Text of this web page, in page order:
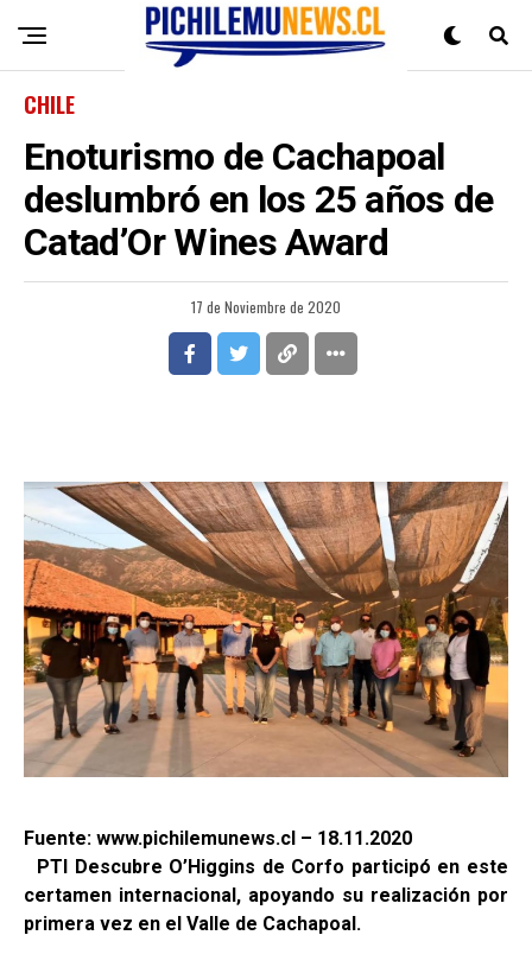
CHILE
Enoturismo de Cachapoal
deslumbró en los 25 años de
Catad’Or Wines Award
17 de Noviembre de 2020
Fuente: www.pichilemunews.cl – 18.11.2020
PTI Descubre O’Higgins de Corfo participó en este
certamen internacional, apoyando su realización por
primera vez en el Valle de Cachapoal.